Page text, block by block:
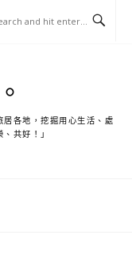
各地，挖掘用心生活、處
共好！」